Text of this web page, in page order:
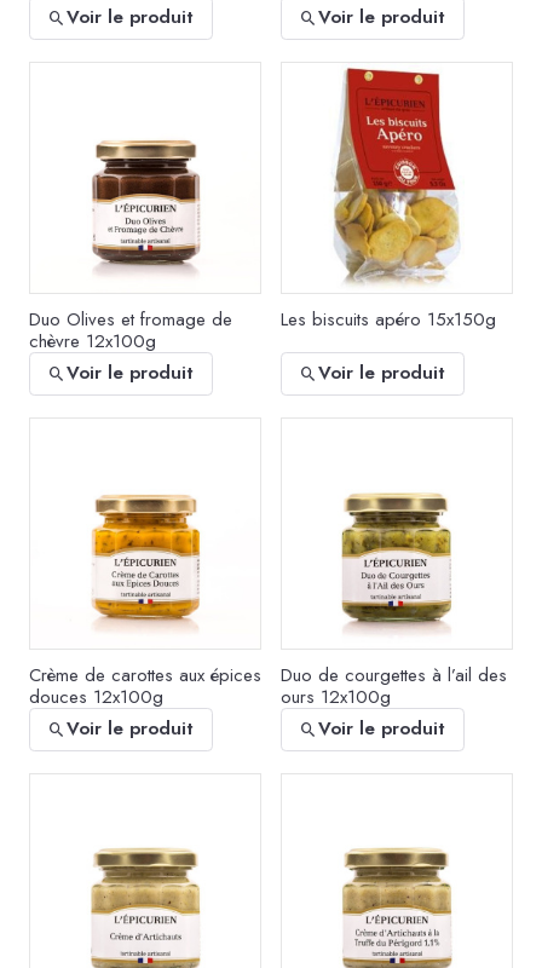
Voir le produit
Voir le produit
Duo Olives et fromage de
chèvre 12x100g
Voir le produit
Les biscuits apéro 15x150g
Voir le produit
Crème de carottes aux épices
douces 12x100g
Voir le produit
Duo de courgettes à l’ail des
ours 12x100g
Voir le produit